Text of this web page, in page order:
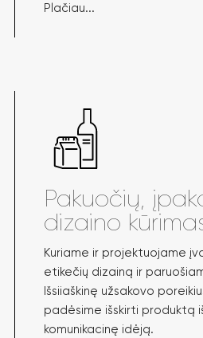
Plačiau...
Pakuočių,
dizaino
Kuriame ir projektuojame
etikečių dizainą ir
Išsiiaškinę užsakovo
padėsime išskirti produktą
komunikacinę idėją.